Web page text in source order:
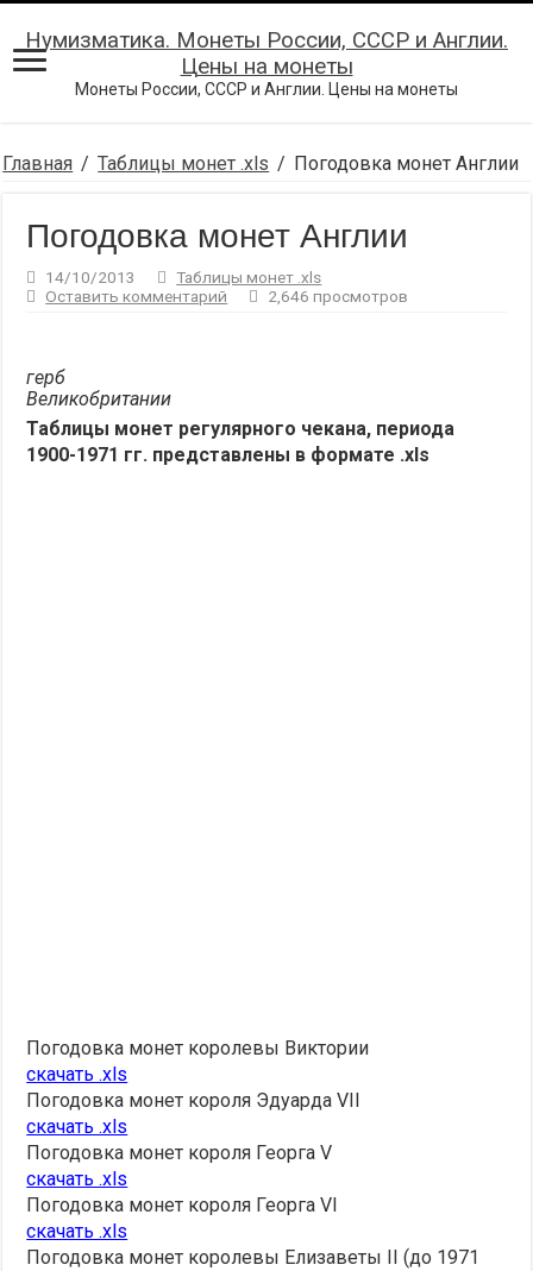
Нумизматика. Монеты России, СССР и Англии.
Цены на монеты
Монеты России, СССР и Англии. Цены на монеты
Главная / Таблицы монет .xls / Погодовка монет Англии
Погодовка монет Англии
14/10/2013
Таблицы монет .xls
Оставить комментарий
2,646 просмотров
герб
Великобритании
Таблицы монет регулярного чекана, периода
1900-1971 гг. представлены в формате .xls
Погодовка монет королевы Виктории
скачать .xls
Погодовка монет короля Эдуарда VII
скачать .xls
Погодовка монет короля Георга V
скачать .xls
Погодовка монет короля Георга VI
скачать .xls
Погодовка монет королевы Елизаветы II (до 1971